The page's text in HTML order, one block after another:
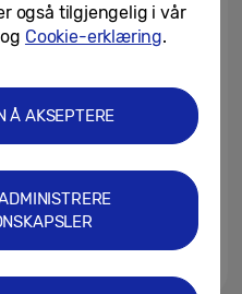
introduserer Galaxy
FE med ikonisk design,
2025
også tilgjengelig i vår
og Cookie-erklæring.
Å AKSEPTERE